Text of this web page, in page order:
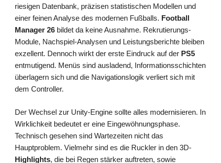
riesigen Datenbank, präzisen statistischen Modellen und
einer feinen Analyse des modernen Fußballs. Football
Manager 26 bildet da keine Ausnahme. Rekrutierungs-
Module, Nachspiel-Analysen und Leistungsberichte bleiben
exzellent. Dennoch wirkt der erste Eindruck auf der PS5
entmutigend. Menüs sind ausladend, Informationsschichten
überlagern sich und die Navigationslogik verliert sich mit
dem Controller.
Der Wechsel zur Unity-Engine sollte alles modernisieren. In
Wirklichkeit bedeutet er eine Eingewöhnungsphase.
Technisch gesehen sind Wartezeiten nicht das
Hauptproblem. Vielmehr sind es die Ruckler in den 3D-
Highlights, die bei Regen stärker auftreten, sowie